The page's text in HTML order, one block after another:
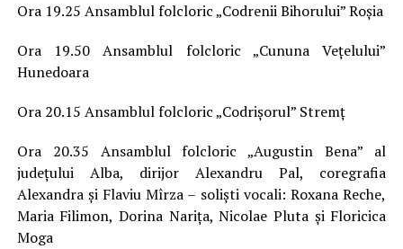
Ora 19.25 Ansamblul folcloric „Codrenii Bihorului” Roșia
Ora 19.50 Ansamblul folcloric „Cununa Vețelului”
Hunedoara
Ora 20.15 Ansamblul folcloric „Codrișorul” Stremț
Ora 20.35 Ansamblul folcloric „Augustin Bena” al
județului Alba, dirijor Alexandru Pal, coregrafia
Alexandra și Flaviu Mîrza – soliști vocali: Roxana Reche,
Maria Filimon, Dorina Narița, Nicolae Pluta și Floricica
Moga